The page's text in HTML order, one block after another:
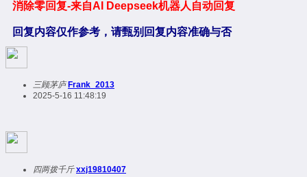
消除零回复-来自AI Deepseek机器人自动回复
回复内容仅作参考，请甄别回复内容准确与否
三顾茅庐 Frank_2013
2025-5-16 11:48:19
四两拨千斤 xxj19810407